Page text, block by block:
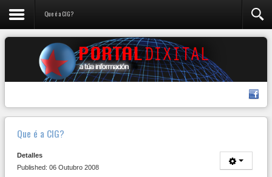
Que é a CIG?
Que é a CIG?
Detalles
Published: 06 Outubro 2008